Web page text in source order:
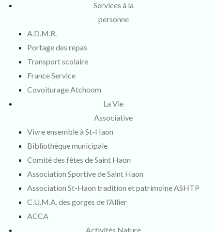
Services à la
personne
A.D.M.R.
Portage des repas
Transport scolaire
France Service
Covoiturage Atchoom
La Vie
Associative
Vivre ensemble à St-Haon
Bibliothèque municipale
Comité des fêtes de Saint Haon
Association Sportive de Saint Haon
Association St-Haon tradition et patrimoine ASHTP
C.U.M.A. des gorges de l’Allier
ACCA
Activités Nature